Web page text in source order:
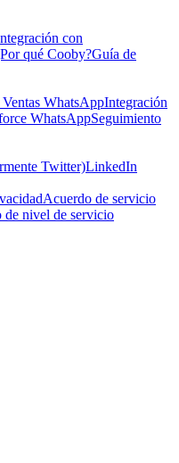
con
qué Cooby?Guía de
WhatsAppIntegración
WhatsAppSeguimiento
Twitter)LinkedIn
Acuerdo de servicio
de nivel de servicio